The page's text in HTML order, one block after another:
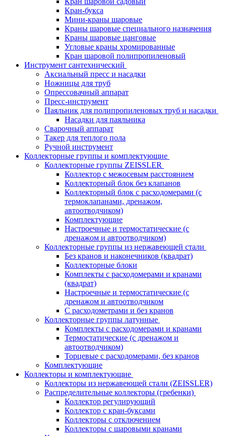
Кран-букса
Мини-краны шаровые
Краны шаровые специального назначения
Краны шаровые цанговые
Угловые краны хромированные
Кран шаровой полипропиленовый
Инструмент сантехнический
Аксиальный пресс и насадки
Ножницы для труб
Опрессовачный аппарат
Пресс-инструмент
Паяльник для полипропиленовых труб и насадки
Насадки для паяльника
Сварочный аппарат
Такер для теплого пола
Ручной инструмент
Коллекторные группы и комплектующие
Коллекторные группы ZEISSLER
Коллектор с межосевым расстоянием
Коллекторный блок без клапанов
Коллекторный блок с расходомерами (с
термоклапанами, дренажом,
автоотводчиком)
Комплектующие
Настроечные и термостатические (с
дренажом и автоотводчиком)
Коллекторные группы из нержавеющей стали
Без кранов и наконечников (квадрат)
Коллекторные блоки
Комплекты с расходомерами и кранами
(квадрат)
Настроечные и термостатические (с
дренажом и автоотводчиком
С расходометрами и без кранов
Коллекторные группы латунные
Комплекты с расходомерами и кранами
Термостатические (с дренажом и
автоотводчиком)
Торцевые с расходомерами, без кранов
Комплектующие
Коллекторы и комплектующие
Коллекторы из нержавеющей стали (ZEISSLER)
Распределительные коллекторы (гребенки)
Коллектор регулирующий
Коллектор с кран-буксами
Коллекторы с отключением
Коллекторы с шаровыми кранами